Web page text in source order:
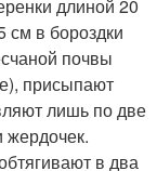
длиной 20
см в бороздки
почвы
присыпают
лишь по две
жердочек.
в два